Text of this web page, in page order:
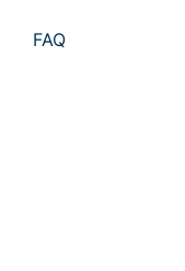
FAQ